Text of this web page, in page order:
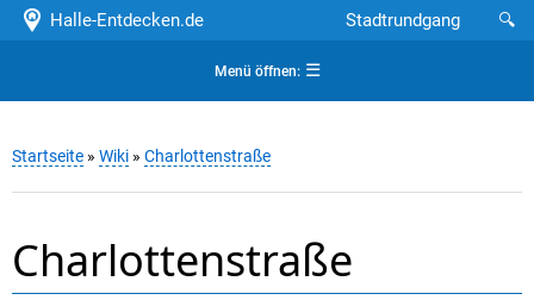
Halle-Entdecken.de 🔍
Stadtrundgang
Menü öffnen:☰
Startseite » Wiki » Charlottenstraße
Charlottenstraße